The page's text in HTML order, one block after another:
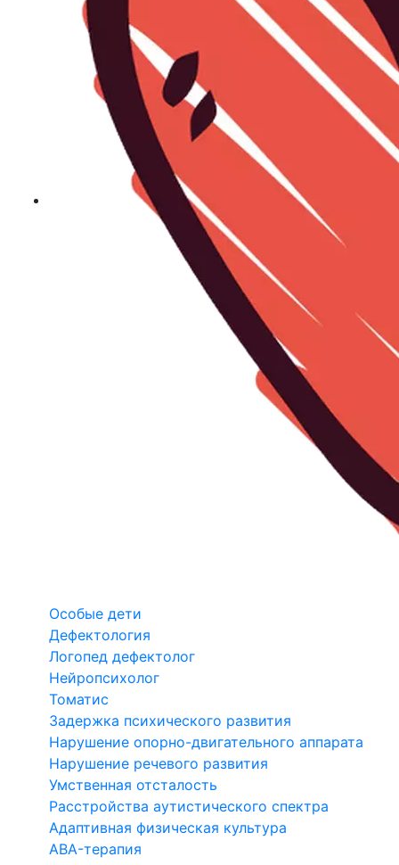
Особые дети
Дефектология
Логопед дефектолог
Нейропсихолог
Томатис
Задержка психического развития
Нарушение опорно-двигательного аппарата
Нарушение речевого развития
Умственная отсталость
Расстройства аутистического спектра
Адаптивная физическая культура
ABA-терапия